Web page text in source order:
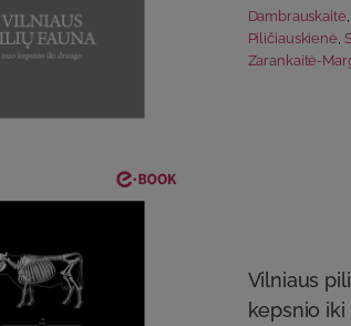
Dambrauskaitė,
Piličiauskienė,
Zarankaitė-
Vilniaus
kepsnio